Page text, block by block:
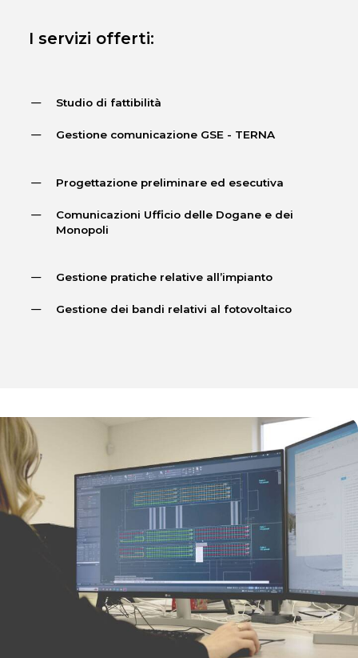
I servizi offerti:
Studio di fattibilità
Gestione comunicazione GSE - TERNA
Progettazione preliminare ed esecutiva
Comunicazioni Ufficio delle Dogane e dei
Monopoli
Gestione pratiche relative all’impianto
Gestione dei bandi relativi al fotovoltaico